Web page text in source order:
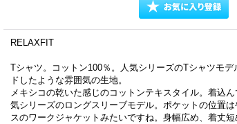
RELAXFIT
Tシャツ。コットン100％。人気シリーズのTシャツモ
ドしたような雰囲気の生地。
メキシコの乾いた感じのコットンテキスタイル。着込
気シリーズのロングスリーブモデル。ポケットの位置
スのワークジャケットみたいですね。身幅広め、着丈